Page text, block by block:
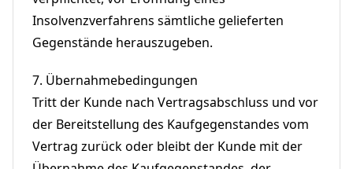
Insolvenzverfahrens sämtliche gelieferten
Gegenstände herauszugeben.
7. Übernahmebedingungen
Tritt der Kunde nach Vertragsabschluss und vor
der Bereitstellung des Kaufgegenstandes vom
Vertrag zurück oder bleibt der Kunde mit der